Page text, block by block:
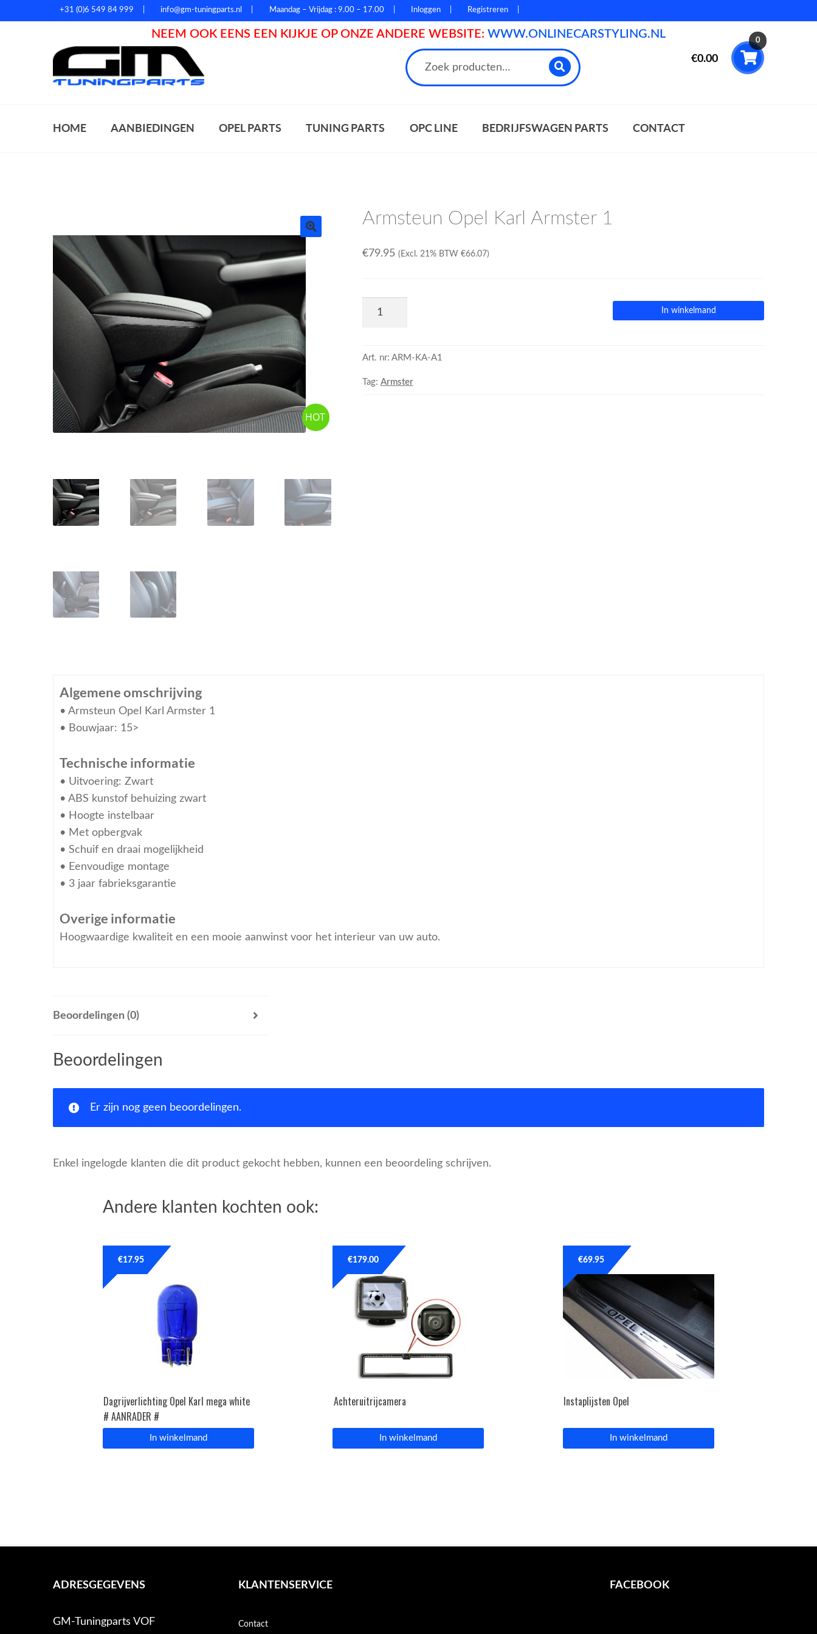
+31 (0)6 549 84 999 info@gm-tuningparts.nl Maandag – Vrijdag : 9.00 – 17.00 Inloggen Registreren
NEEM OOK EENS EEN KIJKJE OP ONZE ANDERE WEBSITE: WWW.ONLINECARSTYLING.NL
€0.00
0
HOME AANBIEDINGEN OPEL PARTS TUNING PARTS OPC LINE BEDRIJFSWAGEN PARTS CONTACT
HOT
Armsteun Opel Karl Armster 1
€79.95 (Excl. 21% BTW €66.07)
In winkelmand
Art. nr: ARM-KA-A1
Tag: Armster
Algemene omschrijving
• Armsteun Opel Karl Armster 1
• Bouwjaar: 15>
Technische informatie
• Uitvoering: Zwart
• ABS kunstof behuizing zwart
• Hoogte instelbaar
• Met opbergvak
• Schuif en draai mogelijkheid
• Eenvoudige montage
• 3 jaar fabrieksgarantie
Overige informatie
Hoogwaardige kwaliteit en een mooie aanwinst voor het interieur van uw auto.
Beoordelingen (0)
Beoordelingen
Er zijn nog geen beoordelingen.
Enkel ingelogde klanten die dit product gekocht hebben, kunnen een beoordeling schrijven.
Andere klanten kochten ook:
Dagrijverlichting Opel Karl mega white
# AANRADER #
€17.95
In winkelmand
Achteruitrijcamera
€179.00
In winkelmand
Instaplijsten Opel
€69.95
In winkelmand
ADRESGEGEVENS
GM-Tuningparts VOF
KLANTENSERVICE
Contact
FACEBOOK